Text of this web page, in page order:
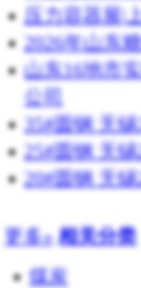
压力容器展|
2026年山东
山东16地市
公司
35#圆钢 无
25#圆钢 无
20#圆钢 无
更多» 相关分类
煤炭